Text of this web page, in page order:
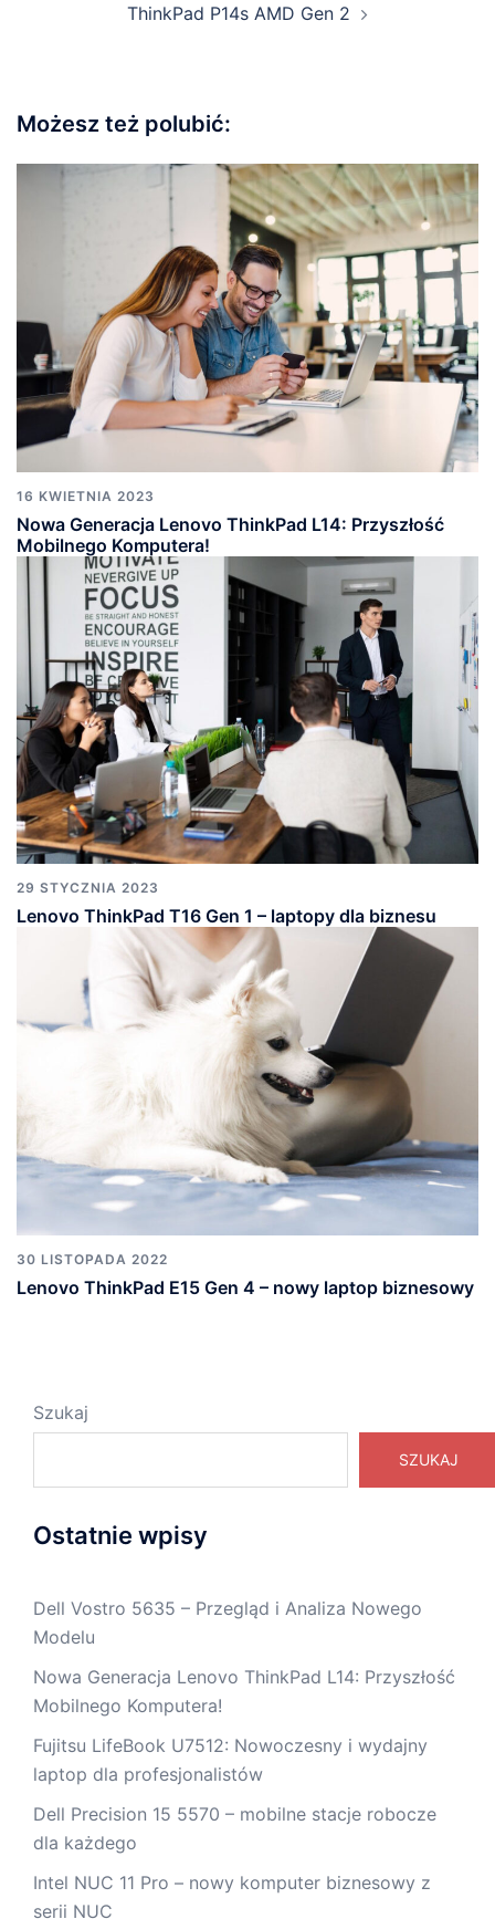
ThinkPad P14s AMD Gen 2
Możesz też polubić:
16 KWIETNIA 2023
Nowa Generacja Lenovo ThinkPad L14: Przyszłość
Mobilnego Komputera!
29 STYCZNIA 2023
Lenovo ThinkPad T16 Gen 1 – laptopy dla biznesu
30 LISTOPADA 2022
Lenovo ThinkPad E15 Gen 4 – nowy laptop biznesowy
Szukaj
SZUKAJ
Ostatnie wpisy
Dell Vostro 5635 – Przegląd i Analiza Nowego
Modelu
Nowa Generacja Lenovo ThinkPad L14: Przyszłość
Mobilnego Komputera!
Fujitsu LifeBook U7512: Nowoczesny i wydajny
laptop dla profesjonalistów
Dell Precision 15 5570 – mobilne stacje robocze
dla każdego
Intel NUC 11 Pro – nowy komputer biznesowy z
serii NUC